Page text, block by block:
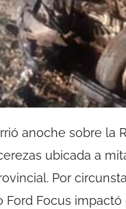
anoche sobre la
ubicada a
Por
Ford Focus